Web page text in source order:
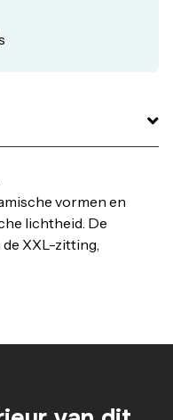
vormen en
lichtheid. De
XXL-zitting,
loungegevoel